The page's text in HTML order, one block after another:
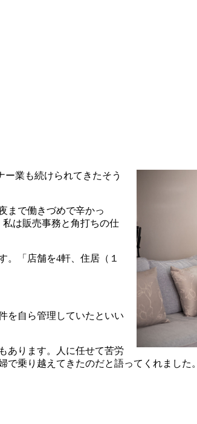
業も続けられてきたそう
まで働きづめで辛かっ
は販売事務と角打ちの仕
「店舗を4軒、住居（１
を自ら管理していたといい
あります。人に任せて苦労
乗り越えてきたのだと語ってくれました。